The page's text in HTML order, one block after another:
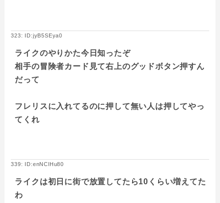
323: ID:jyB5SEya0
ライクのやりかた今日知ったぞ
相手の冒険者カード見て右上のグッドボタン押すん
だって
フレリスに入れてるのに押して無い人は押してやっ
てくれ
339: ID:enNClHu80
ライクは初日に街で放置してたら10くらい増えてた
わ